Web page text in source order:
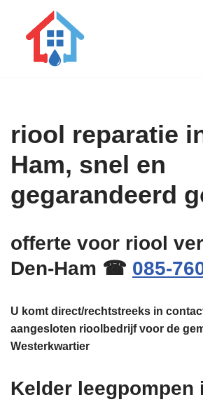
riool reparatie
Ham, snel en
gegarandeerd
offerte voor riool
Den-Ham ☎ 085-
U komt direct/rechtstreeks in
aangesloten rioolbedrijf voor de
Westerkwartier
Kelder leegpompen